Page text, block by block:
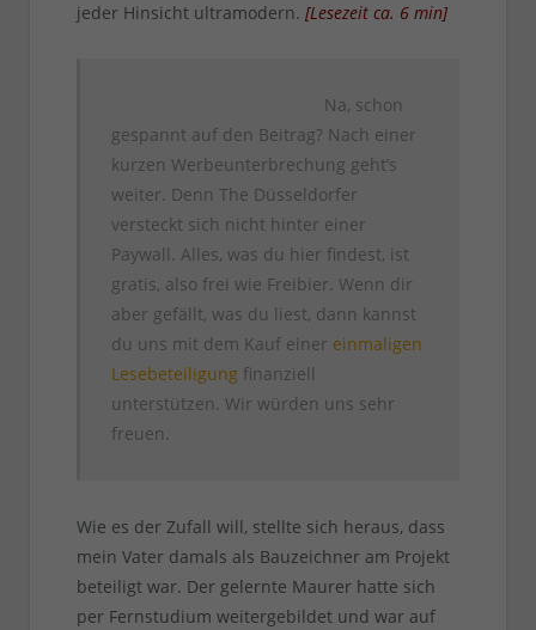
jeder Hinsicht ultramodern. [Lesezeit ca. 6 min]
Na, schon
gespannt auf den Beitrag? Nach einer
kurzen Werbeunterbrechung geht’s
weiter. Denn The Düsseldorfer
versteckt sich nicht hinter einer
Paywall. Alles, was du hier findest, ist
gratis, also frei wie Freibier. Wenn dir
aber gefällt, was du liest, dann kannst
du uns mit dem Kauf einer einmaligen
Lesebeteiligung finanziell
unterstützen. Wir würden uns sehr
freuen.
Wie es der Zufall will, stellte sich heraus, dass
mein Vater damals als Bauzeichner am Projekt
beteiligt war. Der gelernte Maurer hatte sich
per Fernstudium weitergebildet und war auf